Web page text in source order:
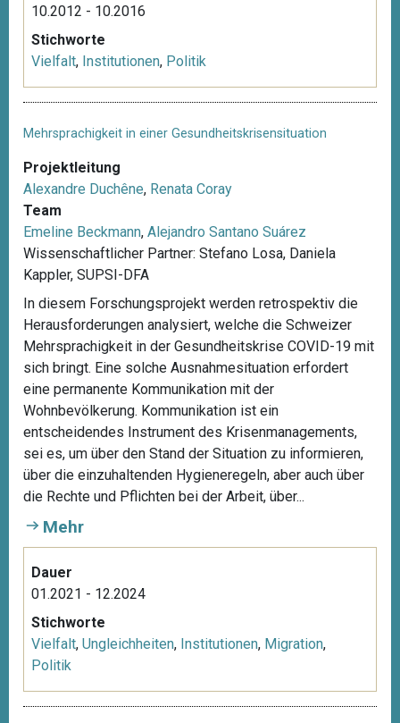
10.2012 - 10.2016
Stichworte
Vielfalt, Institutionen, Politik
Mehrsprachigkeit in einer Gesundheitskrisensituation
Projektleitung
Alexandre Duchêne, Renata Coray
Team
Emeline Beckmann, Alejandro Santano Suárez
Wissenschaftlicher Partner: Stefano Losa, Daniela
Kappler, SUPSI-DFA
In diesem Forschungsprojekt werden retrospektiv die
Herausforderungen analysiert, welche die Schweizer
Mehrsprachigkeit in der Gesundheitskrise COVID-19 mit
sich bringt. Eine solche Ausnahmesituation erfordert
eine permanente Kommunikation mit der
Wohnbevölkerung. Kommunikation ist ein
entscheidendes Instrument des Krisenmanagements,
sei es, um über den Stand der Situation zu informieren,
über die einzuhaltenden Hygieneregeln, aber auch über
die Rechte und Pflichten bei der Arbeit, über...
Mehr
Dauer
01.2021 - 12.2024
Stichworte
Vielfalt, Ungleichheiten, Institutionen, Migration,
Politik